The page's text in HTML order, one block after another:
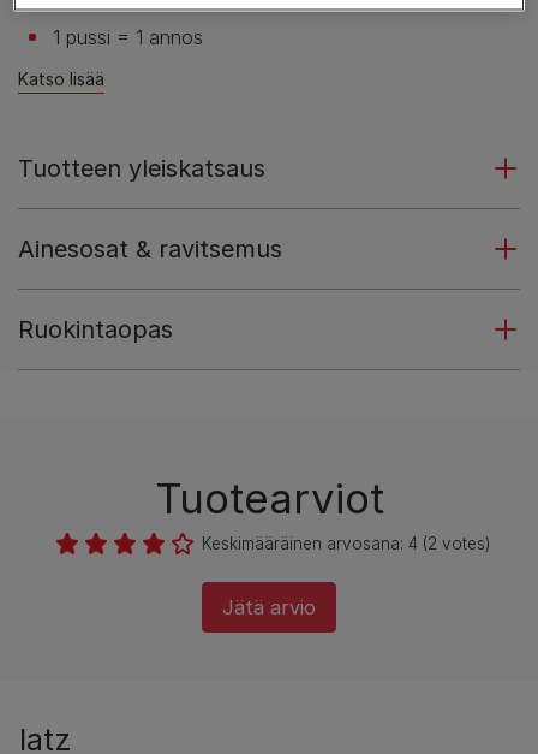
1 pussi = 1 annos
Katso lisää
Tuotteen yleiskatsaus
Ainesosat & ravitsemus
Ruokintaopas
Tuotearviot
Keskimääräinen arvosana: 4 (2 votes)
Jätä arvio
latz